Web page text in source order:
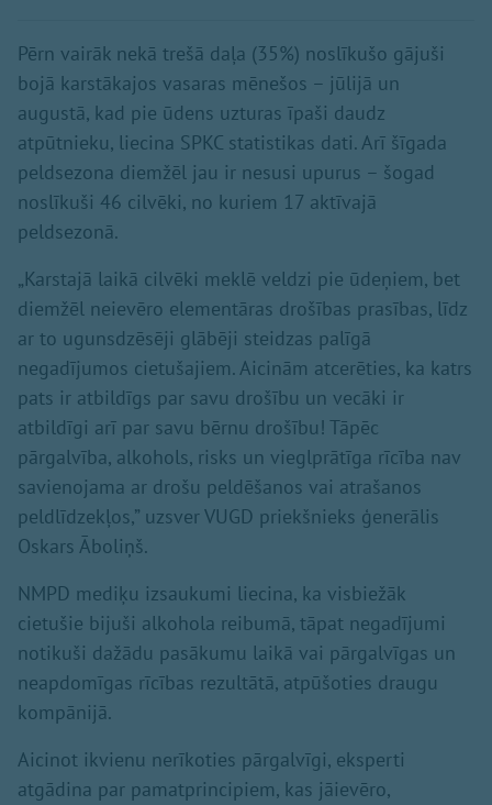
Pērn vairāk nekā trešā daļa (35%) noslīkušo gājuši
bojā karstākajos vasaras mēnešos – jūlijā un
augustā, kad pie ūdens uzturas īpaši daudz
atpūtnieku, liecina SPKC statistikas dati. Arī šīgada
peldsezona diemžēl jau ir nesusi upurus – šogad
noslīkuši 46 cilvēki, no kuriem 17 aktīvajā
peldsezonā.
„Karstajā laikā cilvēki meklē veldzi pie ūdeņiem, bet
diemžēl neievēro elementāras drošības prasības, līdz
ar to ugunsdzēsēji glābēji steidzas palīgā
negadījumos cietušajiem. Aicinām atcerēties, ka katrs
pats ir atbildīgs par savu drošību un vecāki ir
atbildīgi arī par savu bērnu drošību! Tāpēc
pārgalvība, alkohols, risks un vieglprātīga rīcība nav
savienojama ar drošu peldēšanos vai atrašanos
peldlīdzekļos,” uzsver VUGD priekšnieks ģenerālis
Oskars Āboliņš.
NMPD mediķu izsaukumi liecina, ka visbiežāk
cietušie bijuši alkohola reibumā, tāpat negadījumi
notikuši dažādu pasākumu laikā vai pārgalvīgas un
neapdomīgas rīcības rezultātā, atpūšoties draugu
kompānijā.
Aicinot ikvienu nerīkoties pārgalvīgi, eksperti
atgādina par pamatprincipiem, kas jāievēro,